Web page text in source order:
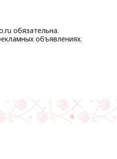
обязательна.
объявлениях.